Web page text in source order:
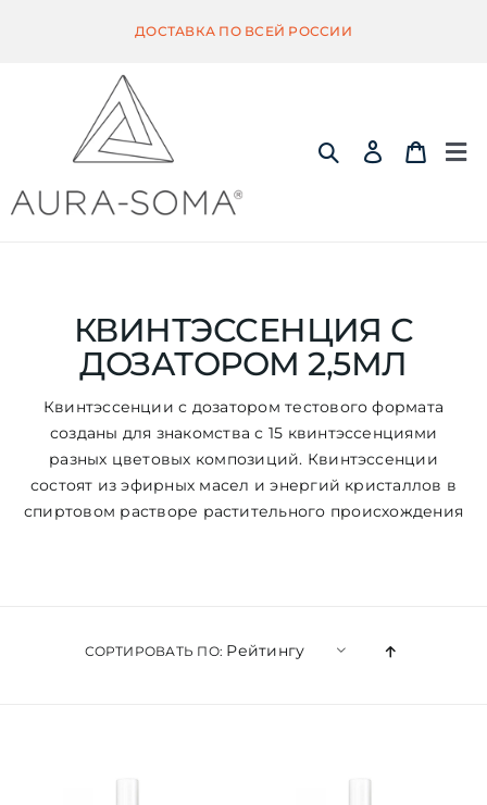
ДОСТАВКА ПО ВСЕЙ РОССИИ
ПОМАНДЕР
КВИНТЭССЕНЦИЯ
КВИНТЭССЕНЦИЯ С
ДОЗАТОРОМ 2,5МЛ
Квинтэссенции с дозатором тестового формата
созданы для знакомства с 15 квинтэссенциями
разных цветовых композиций. Квинтэссенции
состоят из эфирных масел и энергий кристаллов в
спиртовом растворе растительного происхождения
СОРТИРОВАТЬ ПО: Рейтингу